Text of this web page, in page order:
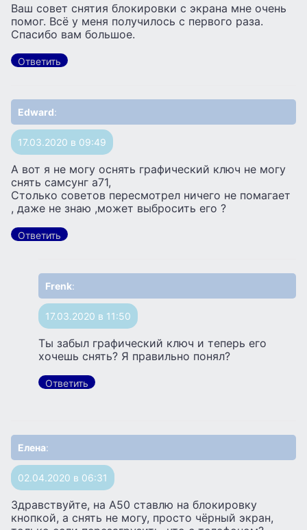
Ваш совет снятия блокировки с экрана мне очень
помог. Всё у меня получилось с первого раза.
Спасибо вам большое.
Ответить
Edward:
17.03.2020 в 09:49
А вот я не могу оснять графический ключ не могу
снять самсунг а71,
Столько советов пересмотрел ничего не помагает
, даже не знаю ,может выбросить его ?
Ответить
Frenk:
17.03.2020 в 11:50
Ты забыл графический ключ и теперь его
хочешь снять? Я правильно понял?
Ответить
Елена:
02.04.2020 в 06:31
Здравствуйте, на А50 ставлю на блокировку
кнопкой, а снять не могу, просто чёрный экран,